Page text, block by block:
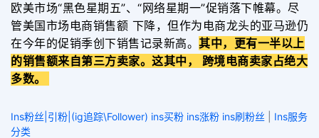
欧美市场“黑色星期五”、“网络星期一”促销落下帷幕。尽
管美国市场电商销售额 下降，但作为电商龙头的亚马逊仍
在今年的促销季创下销售记录新高。 其中，更有一半以上
的销售额来自第三方卖家。这其中， 跨境电商卖家占绝大
多数。
Ins粉丝|引粉|(ig追踪\Follower) ins买粉 ins涨粉 ins刷粉丝
Ins服务
分类